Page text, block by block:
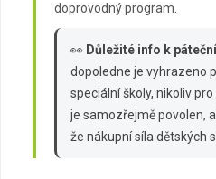
doprovodný program.
👀 Důležité info k
dopoledne je vyhrazeno
speciální školy, nikoliv
je samozřejmě povolen,
že nákupní síla dětských